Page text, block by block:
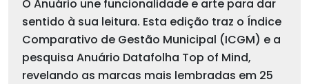
O Anuário une funcionalidade e arte para dar
sentido à sua leitura. Esta edição traz o Índice
Comparativo de Gestão Municipal (ICGM) e a
pesquisa Anuário Datafolha Top of Mind,
revelando as marcas mais lembradas em 25